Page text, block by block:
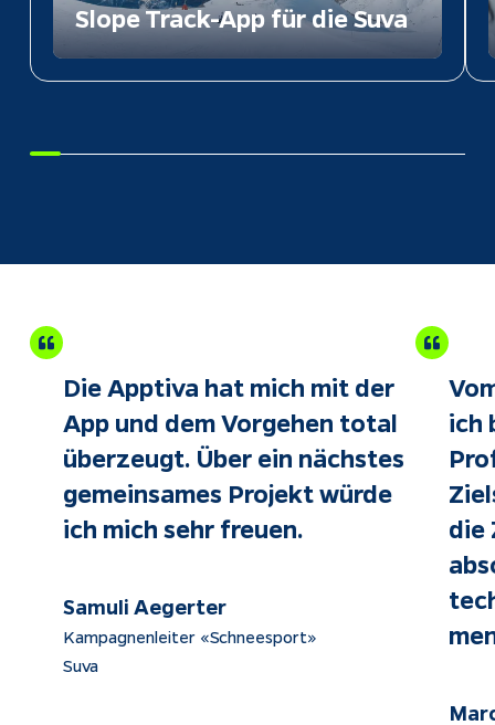
Slope Track-App für die Suva
Die Apptiva hat mich mit der
App und dem Vorgehen total
überzeugt. Über ein nächstes
gemeinsames Projekt würde
ich mich sehr freuen.
Samuli Aegerter
Kampagnenleiter «Schneesport»
Suva
ich
die